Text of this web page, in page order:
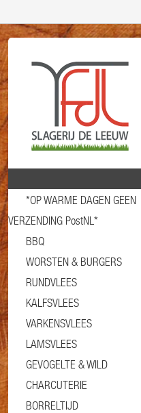
*OP WARME DAGEN GEEN
VERZENDING PostNL*
BBQ
WORSTEN & BURGERS
RUNDVLEES
KALFSVLEES
VARKENSVLEES
LAMSVLEES
GEVOGELTE & WILD
CHARCUTERIE
BORRELTIJD